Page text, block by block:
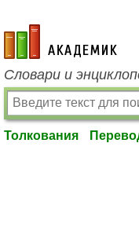
academic.ru
Словари и
Толкования